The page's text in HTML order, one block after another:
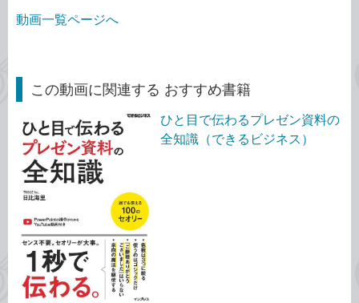
動画一覧ページへ
この動画に関連する おすすめ書籍
ひと目で伝わるプレゼン資料の
全知識（できるビジネス）